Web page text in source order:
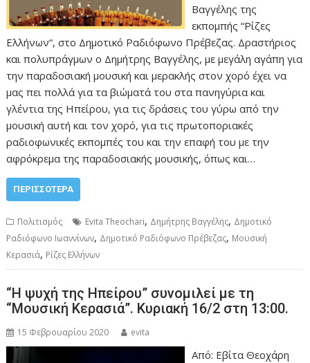
Βαγγέλης της
εκπομπής “Ρίζες
Ελλήνων“, στο Δημοτικό Ραδιόφωνο Πρέβεζας. Δραστήριος
και πολυπράγμων ο Δημήτρης Βαγγέλης, με μεγάλη αγάπη για
την παραδοσιακή μουσική και μερακλής στον χορό έχει να
μας πει πολλά για τα βιώματά του στα πανηγύρια και
γλέντια της Ηπείρου, για τις δράσεις του γύρω από την
μουσική αυτή και τον χορό, για τις πρωτοποριακές
ραδιοφωνικές εκπομπές του και την επαφή του με την
αφρόκρεμα της παραδοσιακής μουσικής, όπως και…
ΠΕΡΙΣΣΌΤΕΡΑ
Πολιτισμός Evita Theochari, Δημήτρης Βαγγέλης, Δημοτικό
Ραδιόφωνο Ιωαννίνων, Δημοτικό Ραδιόφωνο Πρέβεζας, Μουσική
Κερασιά, Ρίζες Ελλήνων
“Η ψυχή της Ηπείρου” συνομιλεί με τη
“Μουσική Κερασιά”. Κυριακή 16/2 στη 13:00.
15 Φεβρουαρίου 2020 evita
Από: Εβίτα Θεοχάρη